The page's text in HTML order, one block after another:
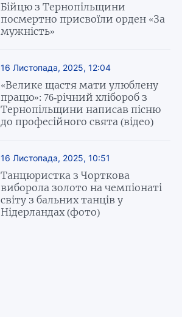
Бійцю з Тернопільщини
посмертно присвоїли орден «За
мужність»
16 Листопада, 2025, 12:04
«Велике щастя мати улюблену
працю»: 76-річний хлібороб з
Тернопільщини написав пісню
до професійного свята (відео)
16 Листопада, 2025, 10:51
Танцюристка з Чорткова
виборола золото на чемпіонаті
світу з бальних танців у
Нідерландах (фото)